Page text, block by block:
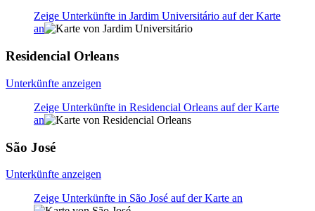
Zeige Unterkünfte in Jardim Universitário auf der Karte
an
Residencial Orleans
Unterkünfte anzeigen
Zeige Unterkünfte in Residencial Orleans auf der Karte
an
São José
Unterkünfte anzeigen
Zeige Unterkünfte in São José auf der Karte an